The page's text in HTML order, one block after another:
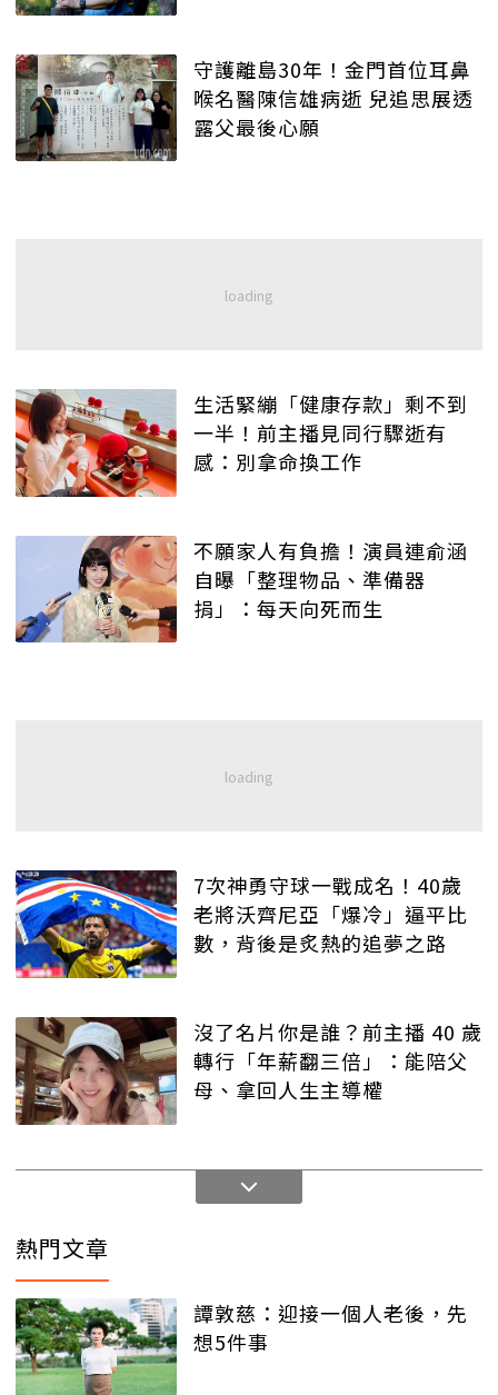
守護離島30年！金門首位耳鼻
喉名醫陳信雄病逝 兒追思展透
露父最後心願
生活緊繃「健康存款」剩不到
一半！前主播見同行驟逝有
感：別拿命換工作
不願家人有負擔！演員連俞涵
自曝「整理物品、準備器
捐」：每天向死而生
7次神勇守球一戰成名！40歲
老將沃齊尼亞「爆冷」逼平比
數，背後是炙熱的追夢之路
沒了名片你是誰？前主播 40 歲
轉行「年薪翻三倍」：能陪父
母、拿回人生主導權
熱門文章
譚敦慈：迎接一個人老後，先
想5件事